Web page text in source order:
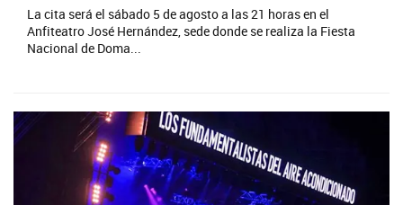
La cita será el sábado 5 de agosto a las 21 horas en el
Anfiteatro José Hernández, sede donde se realiza la Fiesta
Nacional de Doma...